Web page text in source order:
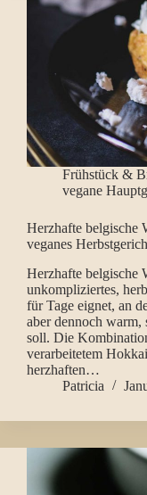
Frühstück &
vegane
Herzhafte belgische
veganes
Herzhafte belgische
unkompliziertes,
für Tage eignet, an
aber dennoch warm,
soll. Die
verarbeitetem
herzhaften…
Patricia